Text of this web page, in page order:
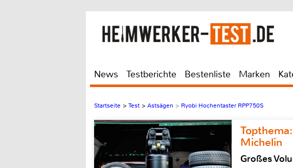
News Testberichte Bestenliste Marken
Startseite > Test > Astsägen > Ryobi Hochentaster RPP750S
Michelin
Großes